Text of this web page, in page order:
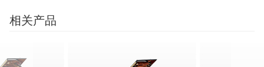
相关产品